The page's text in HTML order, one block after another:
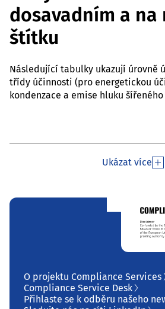
dosavadním a na
štítku
Následující tabulky ukazují úrovně
třídy účinnosti (pro energetickou
kondenzace a emise hluku
Ukázat více
O projektu Compliance Services
Compliance Service Desk
Přihlaste se k odběru našeho